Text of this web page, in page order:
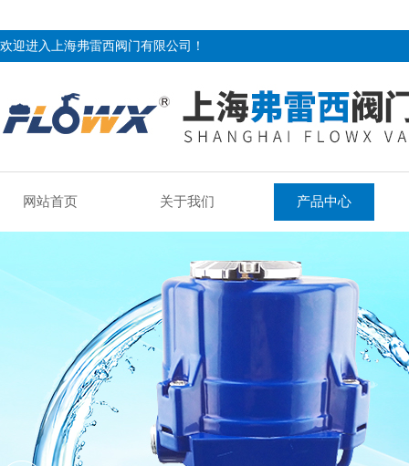
欢迎进入上海弗雷西阀门有限公司！
网站首页 关于我们 产品中心